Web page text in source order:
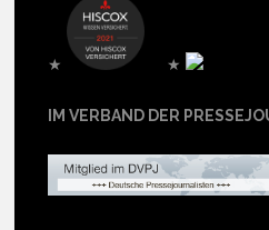
★ ★
IM VERBAND DER